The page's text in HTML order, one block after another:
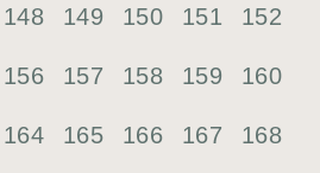
148 149 150 151 152
156 157 158 159 160
164 165 166 167 168